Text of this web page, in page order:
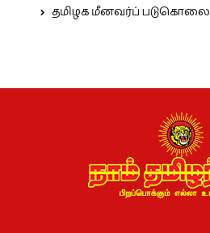
தமிழக மீனவர்ப் படுகொலை